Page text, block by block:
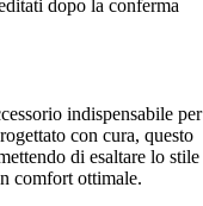
dopo la conferma
indispensabile per
con cura, questo
di esaltare lo stile
comfort ottimale.